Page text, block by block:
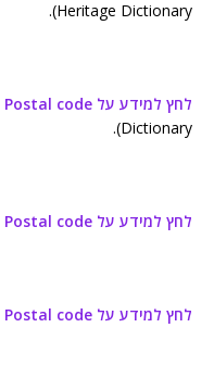
Heritage Dictionary).
לחץ למידע על Postal code
Dictionary).
לחץ למידע על Postal code
לחץ למידע על Postal code